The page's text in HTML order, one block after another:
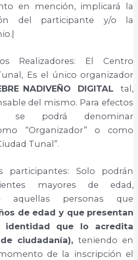
en mención, implicará la
del participante y/o la
Realizadores: El Centro
Es el único organizador
NADIVEÑO DIGITAL tal,
del mismo. Para efectos
se podrá denominar
“Organizador” o como
Tunal”.
participantes: Solo podrán
mayores de edad,
aquellas personas que
de edad y que presentan
identidad que lo acredita
ciudadanía), teniendo en
de la inscripción el